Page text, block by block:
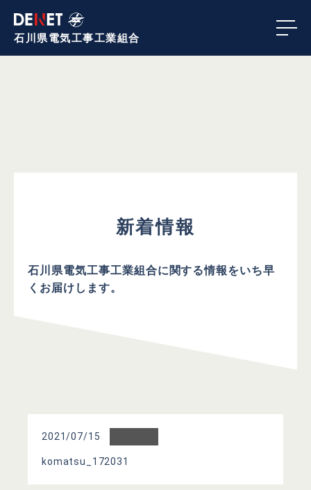
石川県電気工事工業組合
新着情報
石川県電気工事工業組合に関する情報をいち早
くお届けします。
2021/07/15
komatsu_172031